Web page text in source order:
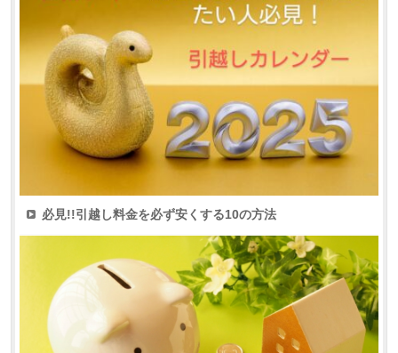
必見!!引越し料金を必ず安くする10の方法